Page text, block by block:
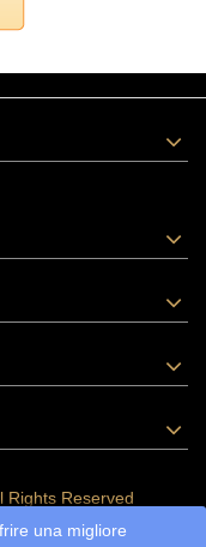
una migliore
Rights Reserved